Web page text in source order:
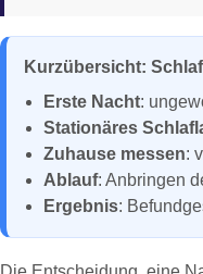
Kurzübersicht:
Erste Nacht:
Stationäres
Zuhause messen:
Ablauf: Anbringen
Ergebnis: